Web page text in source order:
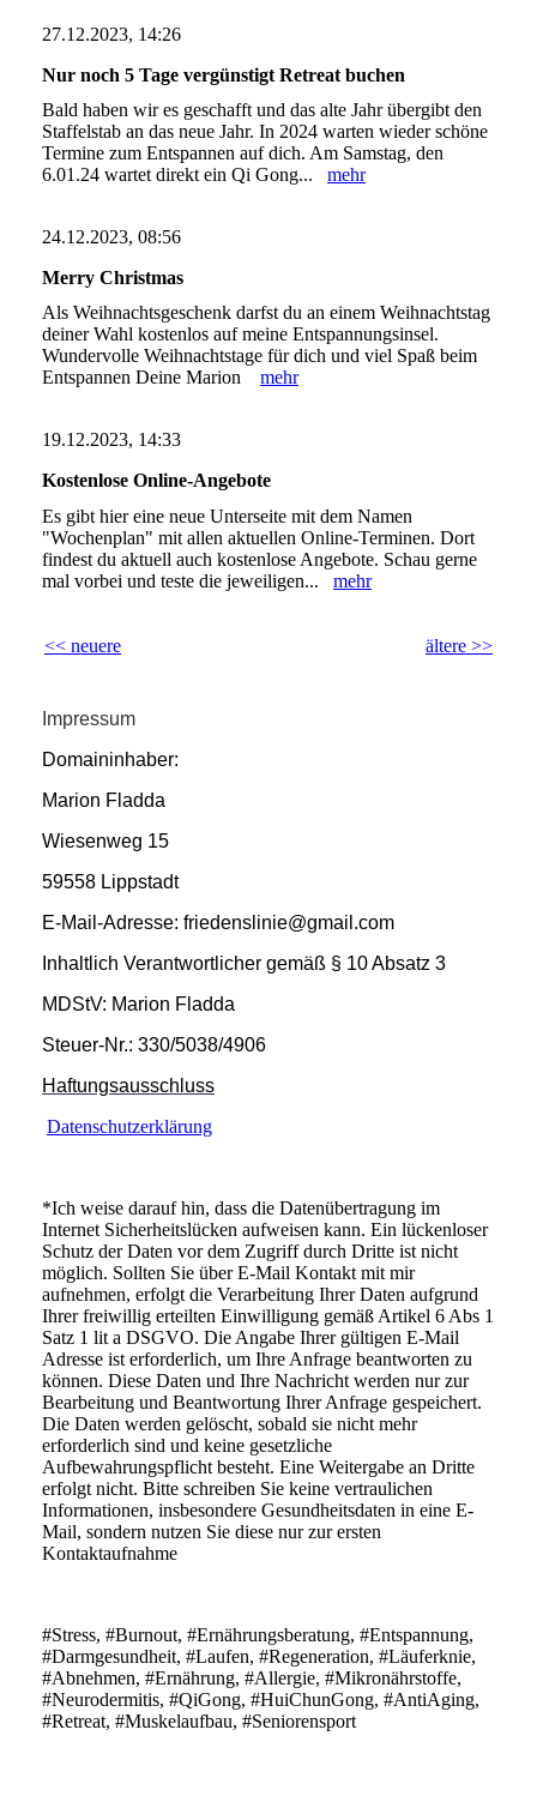
27.12.2023, 14:26
Nur noch 5 Tage vergünstigt Retreat buchen
Bald haben wir es geschafft und das alte Jahr übergibt den
Staffelstab an das neue Jahr. In 2024 warten wieder schöne
Termine zum Entspannen auf dich. Am Samstag, den
6.01.24 wartet direkt ein Qi Gong... mehr
24.12.2023, 08:56
Merry Christmas
Als Weihnachtsgeschenk darfst du an einem Weihnachtstag
deiner Wahl kostenlos auf meine Entspannungsinsel.
Wundervolle Weihnachtstage für dich und viel Spaß beim
Entspannen Deine Marion mehr
19.12.2023, 14:33
Kostenlose Online-Angebote
Es gibt hier eine neue Unterseite mit dem Namen
"Wochenplan" mit allen aktuellen Online-Terminen. Dort
findest du aktuell auch kostenlose Angebote. Schau gerne
mal vorbei und teste die jeweiligen... mehr
<< neuere ältere >>
Impressum
Domaininhaber:
Marion Fladda
Wiesenweg 15
59558 Lippstadt
E-Mail-Adresse: friedenslinie@gmail.com
Inhaltlich Verantwortlicher gemäß § 10 Absatz 3
MDStV: Marion Fladda
Steuer-Nr.: 330/5038/4906
Haftungsausschluss
Datenschutzerklärung
*Ich weise darauf hin, dass die Datenübertragung im
Internet Sicherheitslücken aufweisen kann. Ein lückenloser
Schutz der Daten vor dem Zugriff durch Dritte ist nicht
möglich. Sollten Sie über E-Mail Kontakt mit mir
aufnehmen, erfolgt die Verarbeitung Ihrer Daten aufgrund
Ihrer freiwillig erteilten Einwilligung gemäß Artikel 6 Abs 1
Satz 1 lit a DSGVO. Die Angabe Ihrer gültigen E-Mail
Adresse ist erforderlich, um Ihre Anfrage beantworten zu
können. Diese Daten und Ihre Nachricht werden nur zur
Bearbeitung und Beantwortung Ihrer Anfrage gespeichert.
Die Daten werden gelöscht, sobald sie nicht mehr
erforderlich sind und keine gesetzliche
Aufbewahrungspflicht besteht. Eine Weitergabe an Dritte
erfolgt nicht. Bitte schreiben Sie keine vertraulichen
Informationen, insbesondere Gesundheitsdaten in eine E-
Mail, sondern nutzen Sie diese nur zur ersten
Kontaktaufnahme
#Stress, #Burnout, #Ernährungsberatung, #Entspannung,
#Darmgesundheit, #Laufen, #Regeneration, #Läuferknie,
#Abnehmen, #Ernährung, #Allergie, #Mikronährstoffe,
#Neurodermitis, #QiGong, #HuiChunGong, #AntiAging,
#Retreat, #Muskelaufbau, #Seniorensport